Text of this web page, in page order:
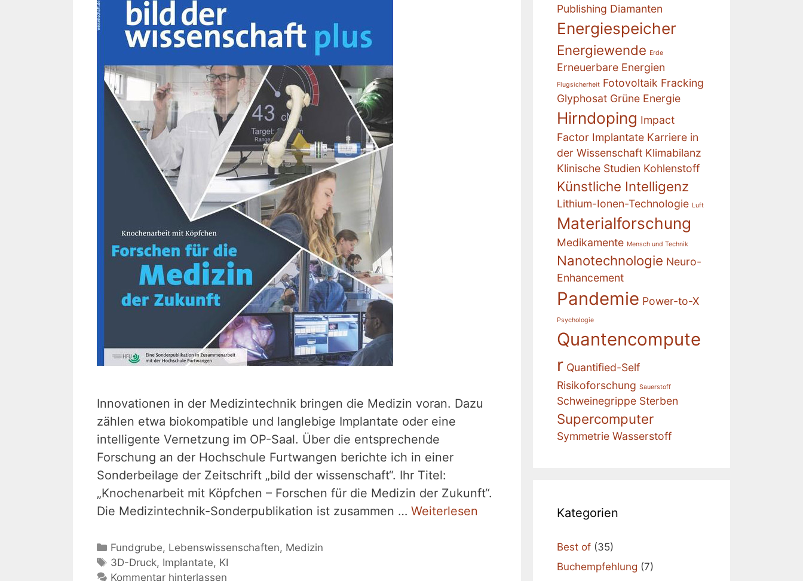
Innovationen in der Medizintechnik bringen die Medizin voran. Dazu
zählen etwa biokompatible und langlebige Implantate oder eine
intelligente Vernetzung im OP-Saal. Über die entsprechende
Forschung an der Hochschule Furtwangen berichte ich in einer
Sonderbeilage der Zeitschrift „bild der wissenschaft“. Ihr Titel:
„Knochenarbeit mit Köpfchen – Forschen für die Medizin der Zukunft“.
Die Medizintechnik-Sonderpublikation ist zusammen … Weiterlesen
Kategorien
Fundgrube, Lebenswissenschaften, Medizin
Schlagwörter
3D-Druck, Implantate, KI
Kommentar hinterlassen
Publishing Diamanten
Energiespeicher
Energiewende Erde
Erneuerbare Energien
Flugsicherheit Fotovoltaik Fracking
Glyphosat Grüne Energie
Hirndoping Impact
Factor Implantate Karriere in
der Wissenschaft Klimabilanz
Klinische Studien Kohlenstoff
Künstliche Intelligenz
Lithium-Ionen-Technologie Luft
Materialforschung
Medikamente Mensch und Technik
Nanotechnologie Neuro-
Enhancement
Pandemie Power-to-X
Psychologie
Quantencompute
r Quantified-Self
Risikoforschung Sauerstoff
Schweinegrippe Sterben
Supercomputer
Symmetrie Wasserstoff
Kategorien
Best of (35)
Buchempfehlung (7)